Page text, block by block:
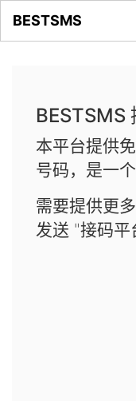
BESTSMS
BESTSMS
本平台提供
号码，是一
需要提供更
发送 "接码平